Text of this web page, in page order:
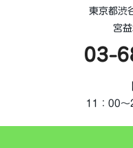
東京都渋
宮
03-
11：00～